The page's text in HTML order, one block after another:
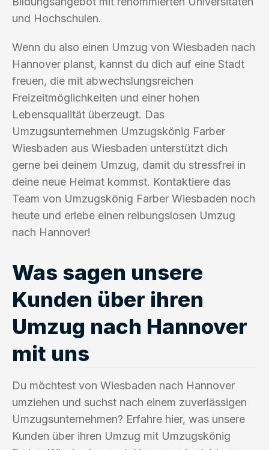
und Hochschulen.
Wenn du also einen Umzug von Wiesbaden nach
Hannover planst, kannst du dich auf eine Stadt
freuen, die mit abwechslungsreichen
Freizeitmöglichkeiten und einer hohen
Lebensqualität überzeugt. Das
Umzugsunternehmen Umzugskönig Farber
Wiesbaden aus Wiesbaden unterstützt dich
gerne bei deinem Umzug, damit du stressfrei in
deine neue Heimat kommst. Kontaktiere das
Team von Umzugskönig Farber Wiesbaden noch
heute und erlebe einen reibungslosen Umzug
nach Hannover!
Was sagen unsere
Kunden über ihren
Umzug nach Hannover
mit uns
Du möchtest von Wiesbaden nach Hannover
umziehen und suchst nach einem zuverlässigen
Umzugsunternehmen? Erfahre hier, was unsere
Kunden über ihren Umzug mit Umzugskönig